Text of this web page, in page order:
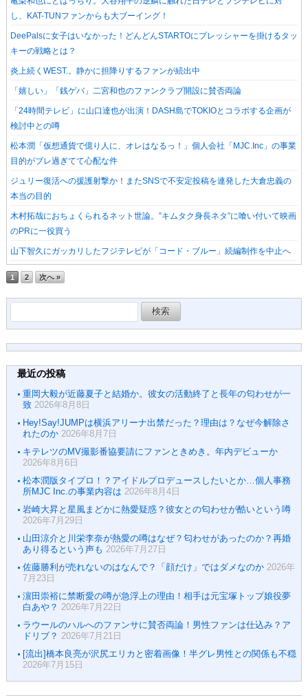
し、KAT-TUNファンからも大ブーイング！
DeePalsに女子はいなかった！どんどんSTARTOにプレッシャーを掛けるタッ
キーの戦略とは？
炎上続くWEST.。静かに担降りするファンが続出中
「嬉しい」「銭ゲバ」二宮和也のファンクラブ開設に賛否両論
「24時間テレビ」に山口達也が出演！DASH島でTOKIOとコラボする企画が
検討中との噂
松本潤「仮想通貨で億り人に、オレはなるっ！」個人会社「MJC.Inc」の事業
目的がブレ過ぎてて心配な件
ジュリー復活への援護射撃か！またSNSで不安定投稿を連発した大倉忠義の
本当の目的
木村拓哉におちょくられるネット世論。”キムタク身長ネタ”に喰い付いて映画
のPRに一役買う
山下智久にガッカリしたフジテレビが「コード・ブルー」続編制作を中止へ
1 2 次へ »
索:
最近の投稿
重岡大毅が近藤夏子と結婚か。彼女の活動終了と長年の匂わせが一
致 2026年8月8日
Hey!Say!JUMPは横浜アリーナ出禁だった？理由は？なぜ今解除さ
れたのか 2026年8月7日
キテレツのMV撮影番協要請にファンときめき。年内デビューか
2026年8月6日
松本潤版タイプロ！？アイドルプロデュースしたいとか…個人事務
所MJC Inc.の事業内容は 2026年8月4日
岩崎大昇と星風まどかに熱愛疑惑？彼女との匂わせが酷いという噂
2026年7月29日
山田涼介と川栄李奈が熱愛の噂はなぜ？匂わせがあったのか？再婚
あり得るという声も 2026年7月27日
佐藤勝利が売れないのはなんで？「顔だけ」ではダメなのか 2026年
7月23日
濵田崇裕に禁断愛の噂が急浮上の理由！相手は元宝塚トップ娘役夢
白あや？ 2026年7月22日
ラウールのハルへのファンサに賛否両論！男性ファンは仕込み？ア
ドリブ？ 2026年7月21日
[流出]橋本良亮が沢尻エリカと密着画像！半グレ男性との関係も不穏
2026年7月15日